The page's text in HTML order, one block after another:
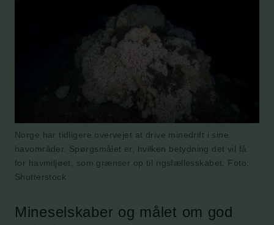
Norge har tidligere overvejet at drive minedrift i sine
havområder. Spørgsmålet er, hvilken betydning det vil få
for havmiljøet, som grænser op til rigsfællesskabet. Foto:
Shutterstock
Mineselskaber og målet om god